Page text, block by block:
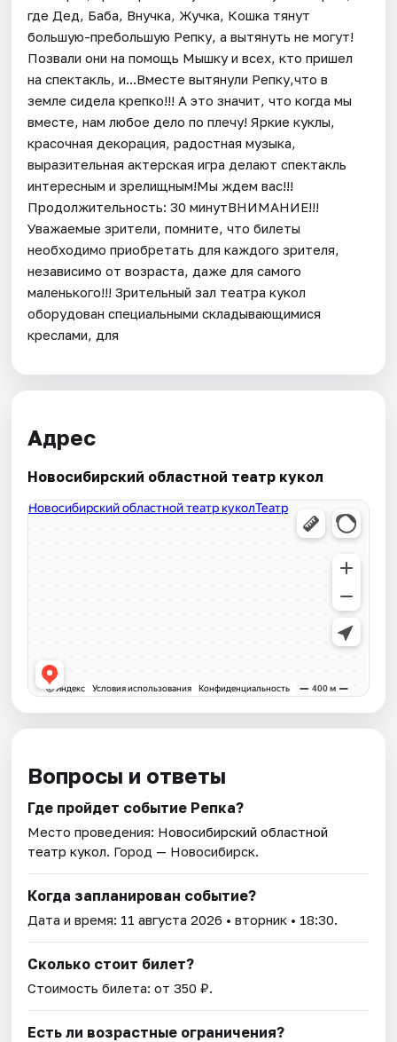
где Дед, Баба, Внучка, Жучка, Кошка тянут
большую-пребольшую Репку, а вытянуть не могут!
Позвали они на помощь Мышку и всех, кто пришел
на спектакль, и...Вместе вытянули Репку,что в
земле сидела крепко!!! А это значит, что когда мы
вместе, нам любое дело по плечу! Яркие куклы,
красочная декорация, радостная музыка,
выразительная актерская игра делают спектакль
интересным и зрелищным!Мы ждем вас!!!
Продолжительность: 30 минутВНИМАНИЕ!!!
Уважаемые зрители, помните, что билеты
необходимо приобретать для каждого зрителя,
независимо от возраста, даже для самого
маленького!!! Зрительный зал театра кукол
оборудован специальными складывающимися
креслами, для
Адрес
Новосибирский областной театр кукол
Вопросы и ответы
Где пройдет событие Репка?
Место проведения: Новосибирский областной
театр кукол. Город — Новосибирск.
Когда запланирован событие?
Дата и время: 11 августа 2026 • вторник • 18:30.
Сколько стоит билет?
Стоимость билета: от 350 ₽.
Есть ли возрастные ограничения?